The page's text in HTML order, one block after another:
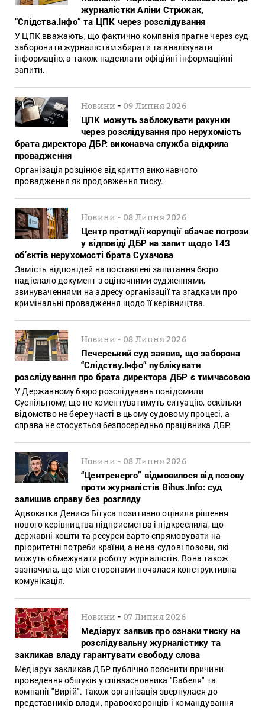
журналістки Аліни Стрижак,
“Слідства.Інфо” та ЦПК через розслідування
У ЦПК вважають, що фактично компанія прагне через суд
заборонити журналістам збирати та аналізувати
інформацію, а також надсилати офіційні інформаційні
запити.
Новини - 09 Липня 2026
ЦПК можуть заблокувати рахунки
через розслідування про нерухомість
брата директора ДБР: виконавча служба відкрила
провадження
Організація розцінює відкриття виконавчого
провадження як продовження тиску.
Новини - 08 Липня 2026
Центр протидії корупції вбачає погрози
у відповіді ДБР на запит щодо 143
об’єктів нерухомості брата Сухачова
Замість відповідей на поставлені запитання бюро
надіслало документ з оціночними судженнями,
звинуваченнями на адресу організації та згадками про
кримінальні провадження щодо її керівництва.
Новини - 08 Липня 2026
Печерський суд заявив, що заборона
“Слідству.Інфо” публікувати
розслідування про брата директора ДБР є тимчасовою
У Державному бюро розслідувань повідомили
Суспільному, що не коментуватимуть ситуацію, оскільки
відомство не бере участі в цьому судовому процесі, а
справа не стосується безпосередньо працівника ДБР.
Новини - 08 Липня 2026
“Центренерго” відмовилося від позову
проти журналістів Bihus.Info: суд
залишив справу без розгляду
Адвокатка Дениса Бігуса позитивно оцінила рішення
нового керівництва підприємства і підкреслила, що
державні кошти та ресурси варто спрямовувати на
пріоритетні потреби країни, а не на судові позови, які
можуть обмежувати роботу журналістів. Вона також
зазначила, що між сторонами почалася конструктивна
комунікація.
Новини - 07 Липня 2026
Медіарух заявив про ознаки тиску на
розслідувальну журналістику та
закликав владу гарантувати свободу слова
Медіарух закликав ДБР публічно пояснити причини
проведення обшуків у співзасновника "Бабеля" та
компанії "Вирій". Також організація звернулася до
представників влади, правоохоронців і командування